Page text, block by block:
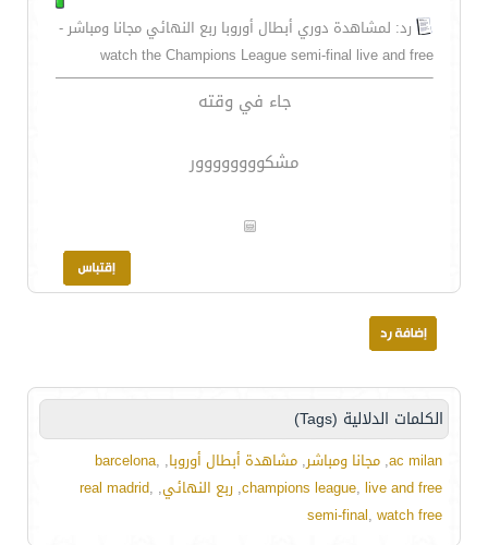
رد: لمشاهدة دوري أبطال أوروبا ربع النهائي مجانا ومباشر -
watch the Champions League semi-final live and free
جاء في وقته
مشكوووووووور
الكلمات الدلالية (Tags)
ac milan
, مجانا ومباشر, مشاهدة أبطال أوروبا,
barcelona,
champions league, live and free
, ربع النهائي,
real madrid,
semi-final, watch free